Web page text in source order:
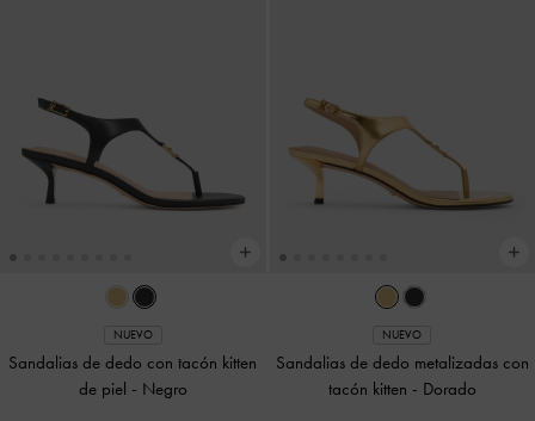
NUEVO
Sandalias de dedo con tacón kitten
de piel - Negro
NUEVO
Sandalias de dedo metalizadas con
tacón kitten - Dorado